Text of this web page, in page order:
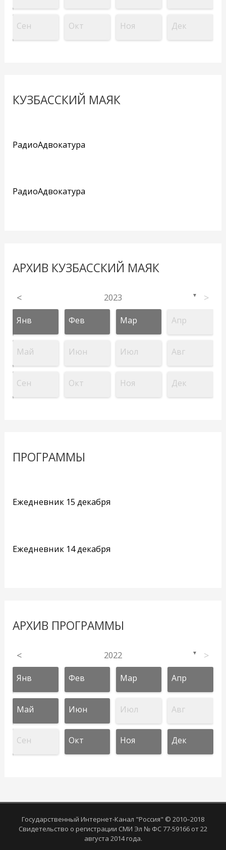
Сен Окт Ноя Дек
КУЗБАССКИЙ МАЯК
РадиоАдвокатура
РадиоАдвокатура
АРХИВ КУЗБАССКИЙ МАЯК
< 2023 ▼ >
Янв Фев Мар Апр
Май Июн Июл Авг
Сен Окт Ноя Дек
ПРОГРАММЫ
Ежедневник 15 декабря
Ежедневник 14 декабря
АРХИВ ПРОГРАММЫ
< 2022 ▼ >
Янв Фев Мар Апр
Май Июн Июл Авг
Сен Окт Ноя Дек
Государственный Интернет-Канал "Россия" © 2010–2018
Свидетельство о регистрации СМИ Эл № ФС 77-59166 от 22
августа 2014 года.